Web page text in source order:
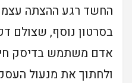
החשד רגע ההצתה
בסרטון נוסף, שצולם
אדם משתמש בדיסק
ולחתוך את מנעול